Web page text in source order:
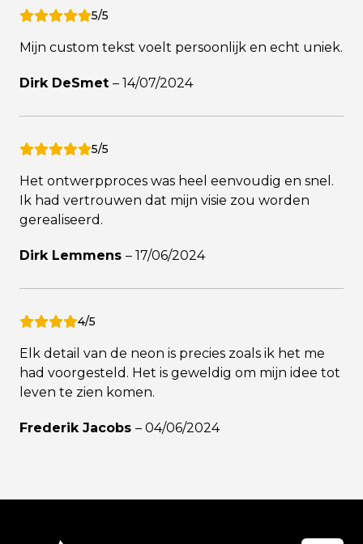
5/5
Mijn custom tekst voelt persoonlijk en echt uniek.
Dirk DeSmet – 14/07/2024
5/5
Het ontwerpproces was heel eenvoudig en snel.
Ik had vertrouwen dat mijn visie zou worden
gerealiseerd.
Dirk Lemmens – 17/06/2024
4/5
Elk detail van de neon is precies zoals ik het me
had voorgesteld. Het is geweldig om mijn idee tot
leven te zien komen.
Frederik Jacobs – 04/06/2024